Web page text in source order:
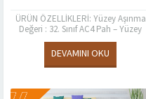
ÜRÜN ÖZELLİKLERİ: Yüzey Aşınma
Değeri : 32. Sınıf AC4 Pah – Yüzey
Özelliği : 4V Style- Timberland
Kalınlık (mm) EN...
DEVAMINI OKU